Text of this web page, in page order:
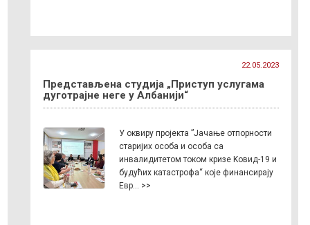
22.05.2023
Представљена студија „Приступ услугама
дуготрајне неге у Албанији“
У оквиру пројекта ”Јачање отпорности
старијих особа и особа са
инвалидитетом током кризе Kовид-19 и
будућих катастрофа“ које финансирају
Евр… >>